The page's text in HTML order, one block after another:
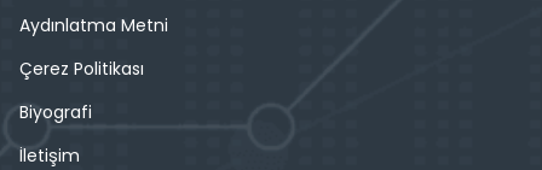
Aydınlatma Metni
Çerez Politikası
Biyografi
İletişim